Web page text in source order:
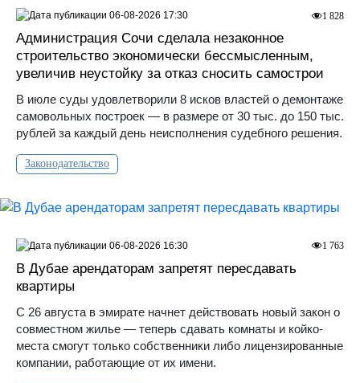
Администрация Сочи сделала незаконное
строительство экономически бессмысленным,
увеличив неустойку за отказ сносить самострои
В июле суды удовлетворили 8 исков властей о демонтаже
самовольных построек — в размере от 30 тыс. до 150 тыс.
рублей за каждый день неисполнения судебного решения.
Законодательство
1 828
06-08-2026 17:30
В Дубае арендаторам запретят пересдавать
квартиры
С 26 августа в эмирате начнет действовать новый закон о
совместном жилье — теперь сдавать комнаты и койко-
места смогут только собственники либо лицензированные
компании, работающие от их имени.
1 763
06-08-2026 16:30